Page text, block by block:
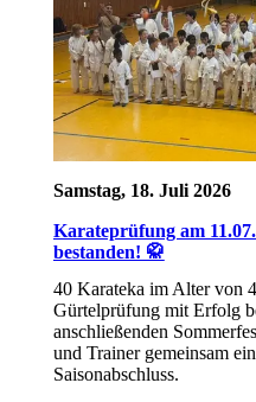
Samstag, 18. Juli 2026
Karateprüfung am
bestanden! 🥋
40 Karateka im Alter von
Gürtelprüfung mit Erfolg
anschließenden
und Trainer gemeinsam
Saisonabschluss.